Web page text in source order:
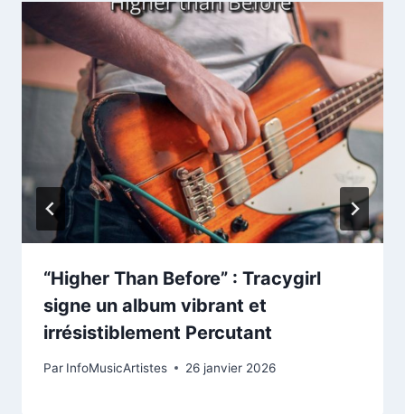
“Higher Than Before” : Tracygirl
signe un album vibrant et
irrésistiblement Percutant
Par InfoMusicArtistes 26 janvier 2026